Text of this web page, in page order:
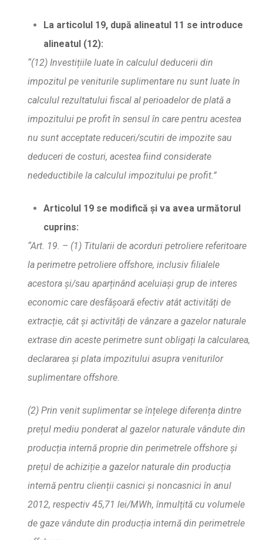
La articolul 19, după alineatul 11 se introduce
alineatul (12):
“(12) Investițiile luate în calculul deducerii din
impozitul pe veniturile suplimentare nu sunt luate în
calculul rezultatului fiscal al perioadelor de plată a
impozitului pe profit în sensul în care pentru acestea
nu sunt acceptate reduceri/scutiri de impozite sau
deduceri de costuri, acestea fiind considerate
nedeductibile la calculul impozitului pe profit.”
Articolul 19 se modifică și va avea următorul
cuprins:
“Art. 19. – (1) Titularii de acorduri petroliere referitoare
la perimetre petroliere offshore, inclusiv filialele
acestorași/sau aparținând aceluiași grup de interes
economic care desfășoară efectiv atât activități de
extracție, câtși activități de vânzare a gazelor naturale
extrase din aceste perimetre sunt obligați la calcularea,
declarareași plata impozitului asupra veniturilor
suplimentare offshore.
(2) Prin venit suplimentar se înțelege diferența dintre
prețul mediu ponderat al gazelor naturale vândute din
producția internă proprie din perimetrele offshoreși
prețul de achiziție a gazelor naturale din producția
internă pentru clienții casniciși noncasnici în anul
2012, respectiv 45,71 lei/MWh, înmulțită cu volumele
de gaze vândute din producția internă din perimetrele